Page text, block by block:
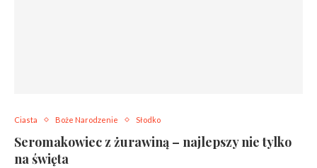
Ciasta Boże Narodzenie Słodko
Seromakowiec z żurawiną – najlepszy nie tylko
na święta